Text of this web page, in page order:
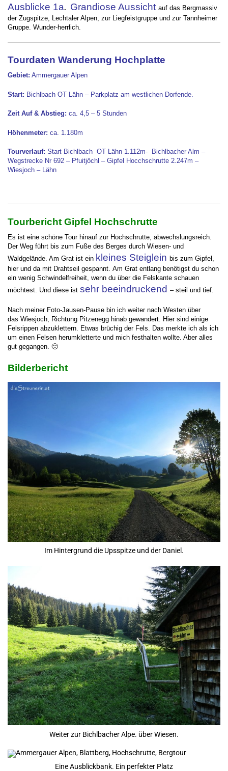
Ausblicke 1a. Grandiose Aussicht auf das Bergmassiv
der Zugspitze, Lechtaler Alpen, zur Liegfeistgruppe und zur Tannheimer
Gruppe. Wunder-herrlich.
Tourdaten Wanderung Hochplatte
Gebiet: Ammergauer Alpen
Start: Bichlbach OT Lähn – Parkplatz am westlichen Dorfende.
Zeit Auf & Abstieg: ca. 4,5 – 5 Stunden
Höhenmeter: ca. 1.180m
Tourverlauf: Start Bichlbach OT Lähn 1.112m- Bichlbacher Alm –
Wegstrecke Nr 692 – Pfuitjöchl – Gipfel Hocchschrutte 2.247m –
Wiesjoch – Lähn
Tourbericht Gipfel Hochschrutte
Es ist eine schöne Tour hinauf zur Hochschrutte, abwechslungsreich.
Der Weg führt bis zum Fuße des Berges durch Wiesen- und
Waldgelände. Am Grat ist ein kleines Steiglein bis zum Gipfel,
hier und da mit Drahtseil gespannt. Am Grat entlang benötigst du schon
ein wenig Schwindelfreiheit, wenn du über die Felskante schauen
möchtest. Und diese ist sehr beeindruckend – steil und tief.
Nach meiner Foto-Jausen-Pause bin ich weiter nach Westen über
das Wiesjoch, Richtung Pitzenegg hinab gewandert. Hier sind einige
Felsrippen abzuklettern. Etwas brüchig der Fels. Das merkte ich als ich
um einen Felsen herumkletterte und mich festhalten wollte. Aber alles
gut gegangen. 🙂
Bilderbericht
Im Hintergrund die Upsspitze und der Daniel.
Weiter zur Bichlbacher Alpe. über Wiesen.
Eine Ausblickbank. Ein perfekter Platz